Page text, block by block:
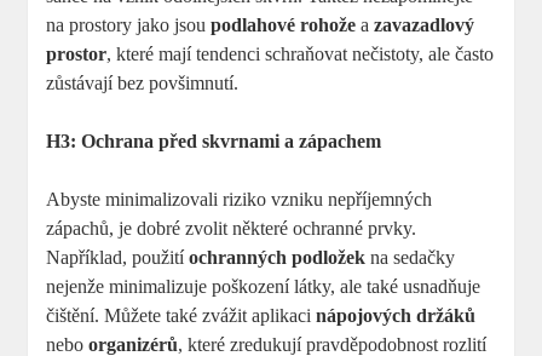
na prostory jako jsoupodlahové rohože azavazadlový
prostor, které mají tendenci schraňovat nečistoty, ale často
zůstávají bez povšimnutí.
H3: Ochrana před skvrnami a zápachem
Abyste minimalizovali riziko vzniku nepříjemných
zápachů, je dobré zvolit některé ochranné prvky.
Například, použitíochranných podložek na sedačky
nejenže minimalizuje poškození látky, ale také usnadňuje
čištění. Můžete také zvážit aplikacinápojových držáků
neboorganizérů, které zredukují pravděpodobnost rozlití